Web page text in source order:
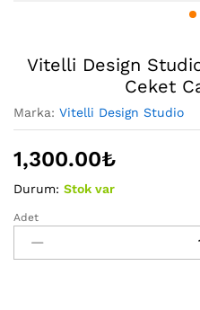
Vitelli Design
Ceket
Marka: Vitelli Design Studio
1,300.00₺
Durum: Stok var
Vitelli
Design
Studio-
Adet